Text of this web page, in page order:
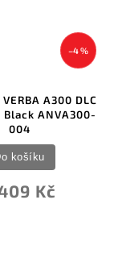
–4 %
A300 DLC
Black ANVA300-
004
Kč
košíku